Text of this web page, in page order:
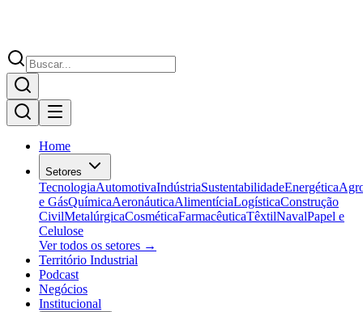
Home
Setores
TecnologiaAutomotivaIndústriaSustentabilidadeEnergética
e GásQuímicaAeronáuticaAlimentíciaLogísticaConstrução
CivilMetalúrgicaCosméticaFarmacêuticaTêxtilNavalPapel e
Celulose
Ver todos os setores →
Território Industrial
Podcast
Negócios
Institucional